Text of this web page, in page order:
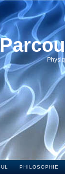
PHILOSOPHIE